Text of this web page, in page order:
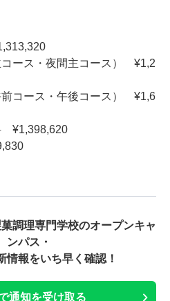
コース・夜間主コース） ¥1,2
前コース・午後コース） ¥1,6
¥1,398,620
調理専門学校のオープンキャ
ンパス・
情報をいち早く確認！
通知を受け取る